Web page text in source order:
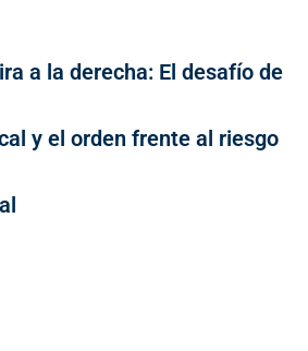
a la derecha: El desafío de
y el orden frente al riesgo